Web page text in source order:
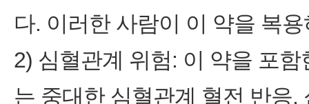
다. 이러한 사람이 이 약을 복
2) 심혈관계 위험: 이 약을 포
는 중대한 심혈관계 혈전 반응